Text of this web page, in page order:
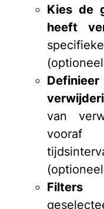
Kies de
heeft
van
Filters